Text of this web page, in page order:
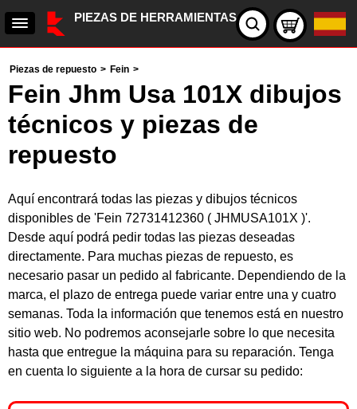
PIEZAS DE HERRAMIENTAS
Piezas de repuesto > Fein >
Fein Jhm Usa 101X dibujos
técnicos y piezas de
repuesto
Aquí encontrará todas las piezas y dibujos técnicos
disponibles de 'Fein 72731412360 ( JHMUSA101X )'.
Desde aquí podrá pedir todas las piezas deseadas
directamente. Para muchas piezas de repuesto, es
necesario pasar un pedido al fabricante. Dependiendo de la
marca, el plazo de entrega puede variar entre una y cuatro
semanas. Toda la información que tenemos está en nuestro
sitio web. No podremos aconsejarle sobre lo que necesita
hasta que entregue la máquina para su reparación. Tenga
en cuenta lo siguiente a la hora de cursar su pedido: